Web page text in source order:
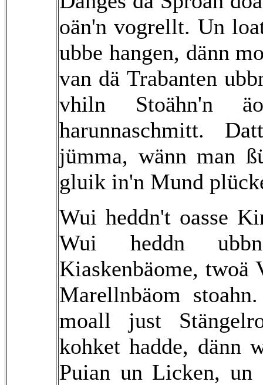
oän'n vogrellt. Un
ubbe hangen, dänn
van dä Trabanten
vhiln Stoähn'n
harunnaschmitt.
jümma, wänn man
gluik in'n Mund
Wui heddn't oasse
Wui heddn
Kiaskenbäome, twoä
Marellnbäom
moall just
kohket hadde, dänn
Puian un Licken, un